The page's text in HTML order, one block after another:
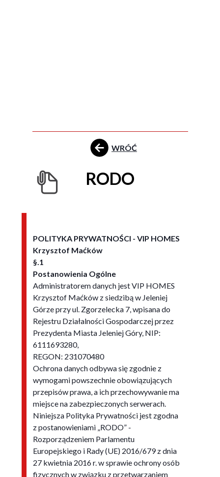
POLITYKA PRYWATNOŚCI - VIP HOMES
Krzysztof Maćków
§.1
Postanowienia Ogólne
Administratorem danych jest VIP HOMES
Krzysztof Maćków z siedzibą w Jeleniej
Górze przy ul. Zgorzelecka 7, wpisana do
Rejestru Działalności Gospodarczej przez
Prezydenta Miasta Jeleniej Góry, NIP:
6111693280,
REGON: 231070480
Ochrona danych odbywa się zgodnie z
wymogami powszechnie obowiązujących
przepisów prawa, a ich przechowywanie ma
miejsce na zabezpieczonych serwerach.
Niniejsza Polityka Prywatności jest zgodna
z postanowieniami „RODO” -
Rozporządzeniem Parlamentu
Europejskiego i Rady (UE) 2016/679 z dnia
27 kwietnia 2016 r. w sprawie ochrony osób
fizycznych w związku z przetwarzaniem
WRÓĆ
RODO